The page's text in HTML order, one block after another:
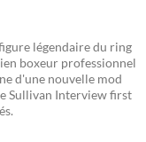
légendaire du ring
boxeur professionnel
d'une nouvelle mod
Sullivan Interview first